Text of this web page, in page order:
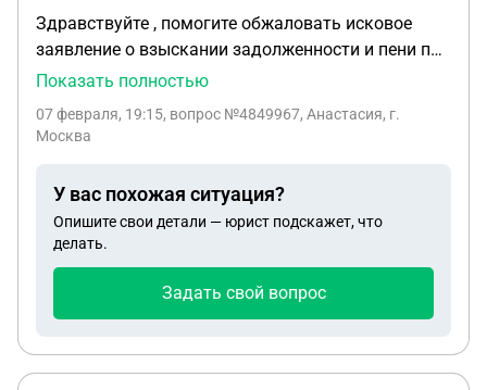
Здравствуйте , помогите обжаловать исковое
заявление о взыскании задолженности и пени по
договору аренды земельного участка. Участок не
протяжении четырёх лет мы ждали уведомления
подписан в 2014 году, а ответ от ГУП в
белводоканал мы получили 23 августа 2018 года.
В нем говорилось о невозможности
строительства в данном массиве сети и
водоснабжения и водоотведения, после чего нам
чего так и не произошло. На протяжении всего
Показать полностью
07 февраля, 19:15, вопрос №4849967, Анастасия, г.
Москва
У вас похожая ситуация?
Опишите свои детали — юрист подскажет, что
делать.
Задать свой вопрос